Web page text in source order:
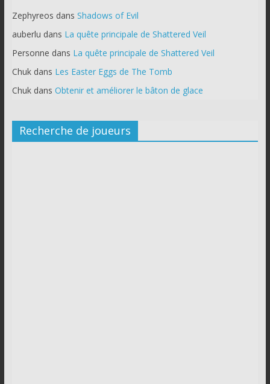
Zephyreos dans Shadows of Evil
auberlu dans La quête principale de Shattered Veil
Personne dans La quête principale de Shattered Veil
Chukdans Les Easter Eggs de The Tomb
Chukdans Obtenir et améliorer le bâton de glace
Recherche de joueurs